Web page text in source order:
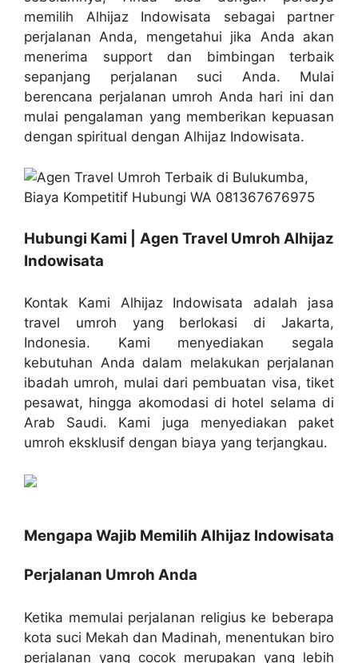
memilih Alhijaz Indowisata sebagai partner
perjalanan Anda, mengetahui jika Anda akan
menerima support dan bimbingan terbaik
sepanjang perjalanan suci Anda. Mulai
berencana perjalanan umroh Anda hari ini dan
mulai pengalaman yang memberikan kepuasan
dengan spiritual dengan Alhijaz Indowisata.
Hubungi Kami | Agen Travel Umroh Alhijaz
Indowisata
Kontak Kami Alhijaz Indowisata adalah jasa
travel umroh yang berlokasi di Jakarta,
Indonesia. Kami menyediakan segala
kebutuhan Anda dalam melakukan perjalanan
ibadah umroh, mulai dari pembuatan visa, tiket
pesawat, hingga akomodasi di hotel selama di
Arab Saudi. Kami juga menyediakan paket
umroh eksklusif dengan biaya yang terjangkau.
Mengapa Wajib Memilih Alhijaz Indowisata
Perjalanan Umroh Anda
Ketika memulai perjalanan religius ke beberapa
kota suci Mekah dan Madinah, menentukan biro
perjalanan yang cocok merupakan yang lebih